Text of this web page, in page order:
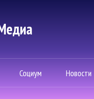
Социум Новости